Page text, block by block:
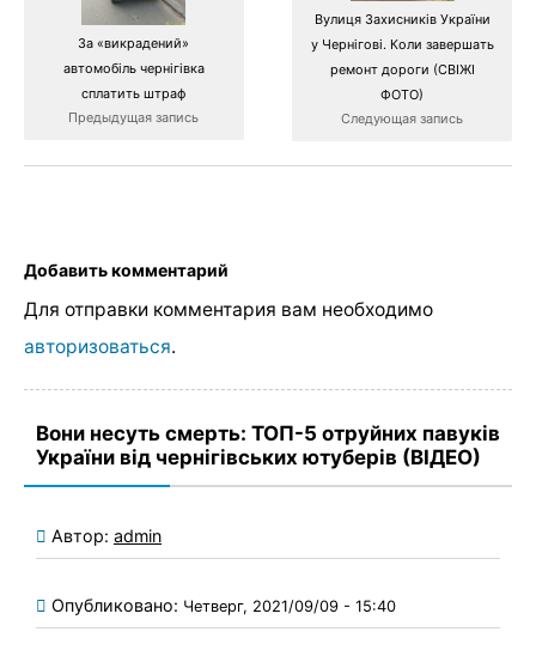
За «викрадений»
автомобіль чернігівка
сплатить штраф
Предыдущая запись
Вулиця Захисників України
у Чернігові. Коли завершать
ремонт дороги (СВІЖІ
ФОТО)
Следующая запись
Добавить комментарий
Для отправки комментария вам необходимо
авторизоваться.
Вони несуть смерть: ТОП-5 отруйних павуків
України від чернігівських ютуберів (ВІДЕО)
Автор: admin
Опубликовано: Четверг, 2021/09/09 - 15:40